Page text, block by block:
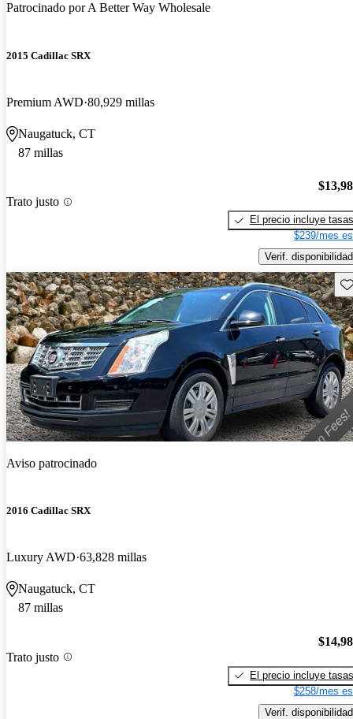
Patrocinado porA Better Way Wholesale
2015 Cadillac SRX
Premium AWD 80,929 millas
Naugatuck, CT
87 millas
Trato justo
El precio incluye tasas
$239/mes
Verif. disponibilidad
Aviso patrocinado
2016 Cadillac SRX
Luxury AWD 63,828 millas
Naugatuck, CT
87 millas
Trato justo
El precio incluye tasas
$258/mes
Verif. disponibilidad